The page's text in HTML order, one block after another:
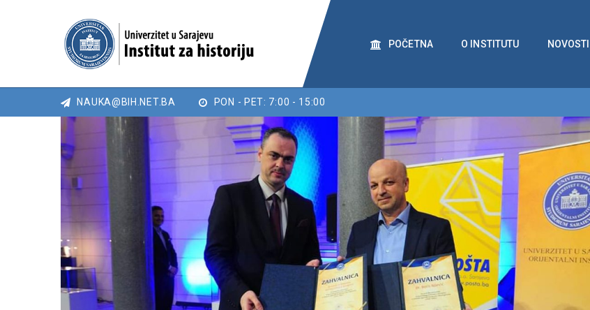
POČETNA O INSTITUTU NOVOSTI
NAUKA@BIH.NET.BA PON - PET: 7:00 - 15:00